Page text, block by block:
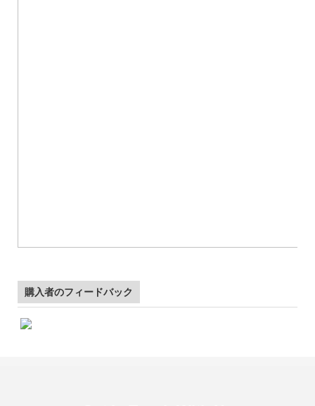
購入者のフィードバック